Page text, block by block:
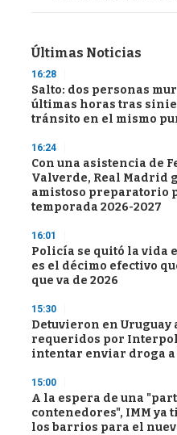
Últimas Noticias
16:28
Salto: dos personas
últimas horas tras
tránsito en el mismo
16:24
Con una asistencia de
Valverde, Real Madrid
amistoso preparatorio
temporada 2026-2027
16:01
Policía se quitó la vida
es el décimo efectivo
que va de 2026
15:30
Detuvieron en Uruguay
requeridos por
intentar enviar droga a
15:00
A la espera de una
contenedores", IMM ya
los barrios para el